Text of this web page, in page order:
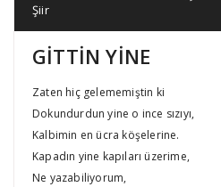
Şiir
GİTTİN YİNE
Zaten hiç gelememiştin ki
Dokundurdun yine o ince sızıyı,
Kalbimin en ücra köşelerine.
Kapadın yine kapıları üzerime,
Ne yazabiliyorum,